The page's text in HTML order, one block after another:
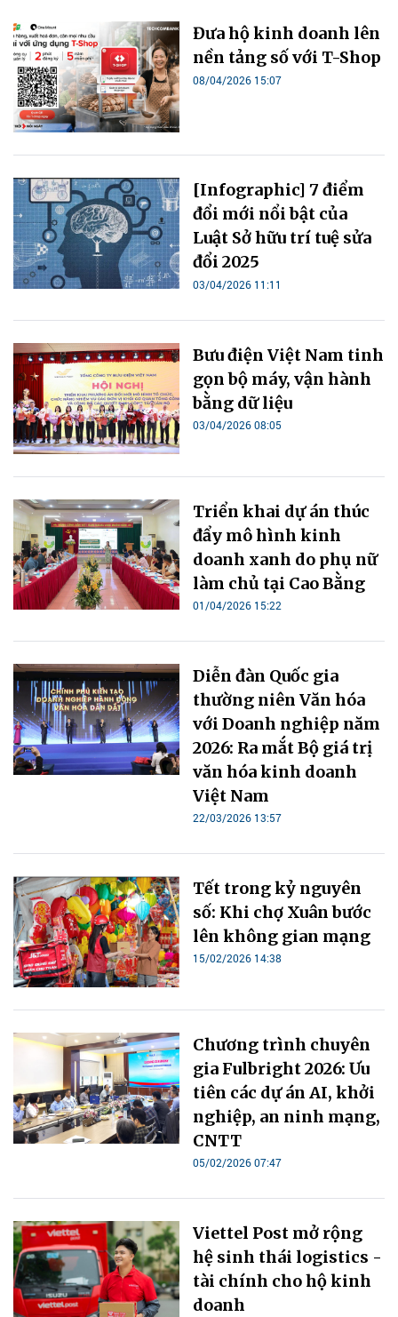
Đưa hộ kinh doanh lên
nền tảng số với T-Shop
08/04/2026 15:07
[Infographic] 7 điểm
đổi mới nổi bật của
Luật Sở hữu trí tuệ sửa
đổi 2025
03/04/2026 11:11
Bưu điện Việt Nam tinh
gọn bộ máy, vận hành
bằng dữ liệu
03/04/2026 08:05
Triển khai dự án thúc
đẩy mô hình kinh
doanh xanh do phụ nữ
làm chủ tại Cao Bằng
01/04/2026 15:22
Diễn đàn Quốc gia
thường niên Văn hóa
với Doanh nghiệp năm
2026: Ra mắt Bộ giá trị
văn hóa kinh doanh
Việt Nam
22/03/2026 13:57
Tết trong kỷ nguyên
số: Khi chợ Xuân bước
lên không gian mạng
15/02/2026 14:38
Chương trình chuyên
gia Fulbright 2026: Ưu
tiên các dự án AI, khởi
nghiệp, an ninh mạng,
CNTT
05/02/2026 07:47
Viettel Post mở rộng
hệ sinh thái logistics -
tài chính cho hộ kinh
doanh